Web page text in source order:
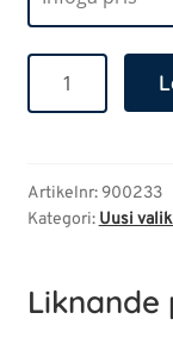
mittaus
Artikelnr:900233
Kategori: Uusi